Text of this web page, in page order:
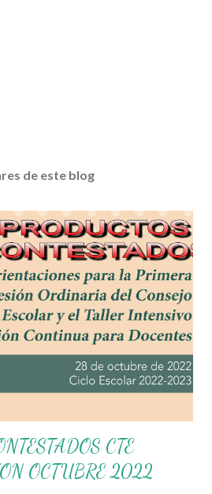
de este blog
CTE
OCTUBRE 2022